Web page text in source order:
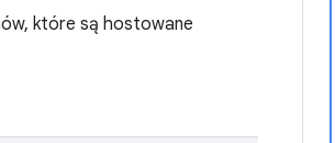
które są hostowane